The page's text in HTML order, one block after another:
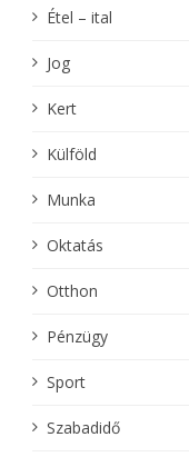
Étel – ital
Jog
Kert
Külföld
Munka
Oktatás
Otthon
Pénzügy
Sport
Szabadidő